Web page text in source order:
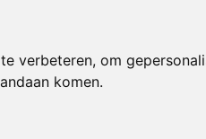
verbeteren, om
komen.